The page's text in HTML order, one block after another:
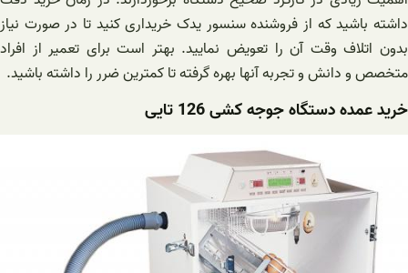
داشته باشید که از فروشنده سنسور یدک خریداری کنید تا در صورت نیاز
بدون اتلاف وقت آن را تعویض نمایید. بهتر است برای تعمیر از افراد
متخصص و دانش و تجربه آنها بهره گرفته تا کمترین ضرر را داشته باشید.
خرید عمده دستگاه جوجه کشی 126 تایی